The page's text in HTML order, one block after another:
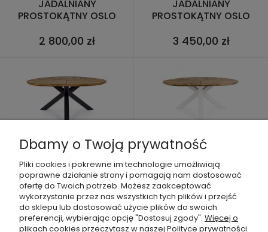
JADALNIANY
PROSTOKĄTNY OSLO
2 800,00 zł
JADALNIANY
PROSTOKĄTNY OSLO
200X100
3 450,00 zł
JADALNIANY OGRODOWY
BRANDON Ø 160
9 300,00 zł
OKRĄGŁY STÓŁ
JADALNIANY OGRODOWY
PALMIER Ø160
9 300,00 zł
Dbamy o Twoją prywatność
Pliki cookies i pokrewne im technologie umożliwiają
poprawne działanie strony i pomagają nam dostosować
ofertę do Twoich potrzeb. Możesz zaakceptować
wykorzystanie przez nas wszystkich tych plików i przejść
do sklepu lub dostosować użycie plików do swoich
preferencji, wybierając opcję "Dostosuj zgody". Więcej o
plikach cookies przeczytasz w naszej Polityce prywatności.